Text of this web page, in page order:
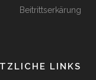
Beitrittserkärung
LINKS